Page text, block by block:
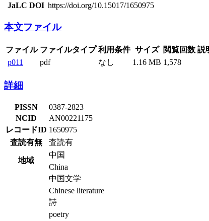
JaLC DOI https://doi.org/10.15017/1650975
本文ファイル
ファイル ファイルタイプ 利用条件 サイズ 閲覧回数 説
p011
pdf なし 1.16 MB 1,578
詳細
PISSN
0387-2823
NCID
AN00221175
レコードID 1650975
査読有無
査読有
地域
中国
China
中国文学
Chinese literature
詩
poetry